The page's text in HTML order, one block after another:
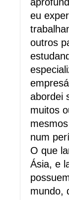
eu
outros
abordei
muitos
num
O que
Ásia, e
mundo,